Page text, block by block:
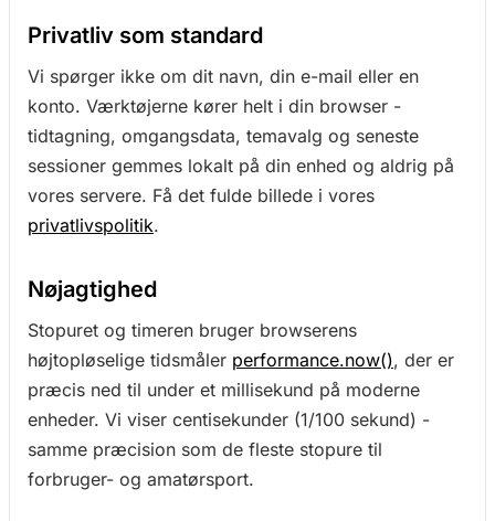
Privatliv som standard
Vi spørger ikke om dit navn, din e-mail eller en
konto. Værktøjerne kører helt i din browser -
tidtagning, omgangsdata, temavalg og seneste
sessioner gemmes lokalt på din enhed og aldrig på
vores servere. Få det fulde billede i vores
privatlivspolitik.
Nøjagtighed
Stopuret og timeren bruger browserens
højtopløselige tidsmåler performance.now(), der er
præcis ned til under et millisekund på moderne
enheder. Vi viser centisekunder (1/100 sekund) -
samme præcision som de fleste stopure til
forbruger- og amatørsport.